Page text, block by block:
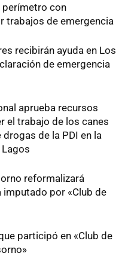
perímetro con
trabajos de emergencia
recibirán ayuda en Los
de emergencia
aprueba recursos
el trabajo de los canes
de la PDI en la
reformalizará
por «Club de
participó en «Club de